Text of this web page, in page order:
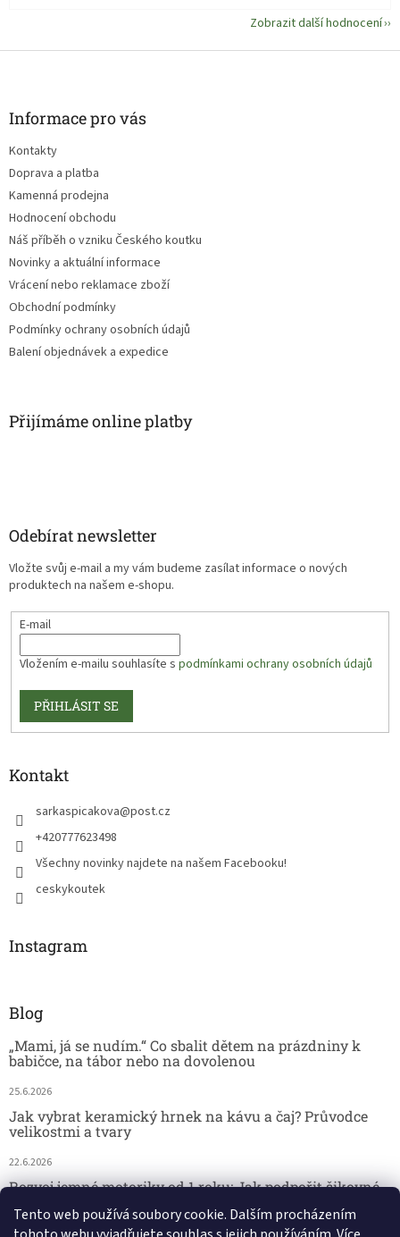
Tento web používá soubory cookie. Dalším procházením
Zobrazit další hodnocení
Informace pro vás
Kontakty
Doprava a platba
Kamenná prodejna
Hodnocení obchodu
Náš příběh o vzniku Českého koutku
Novinky a aktuální informace
Vrácení nebo reklamace zboží
Obchodní podmínky
Podmínky ochrany osobních údajů
Balení objednávek a expedice
Přijímáme online platby
Odebírat newsletter
Vložte svůj e-mail a my vám budeme zasílat informace o nových
produktech na našem e-shopu.
E-mail
Vložením e-mailu souhlasíte s podmínkami ochrany osobních údajů
PŘIHLÁSIT SE
Kontakt
sarkaspicakova@post.cz
+420777623498
Všechny novinky najdete na našem Facebooku!
ceskykoutek
Instagram
Blog
„Mami, já se nudím.“ Co sbalit dětem na prázdniny k
babičce, na tábor nebo na dovolenou
25.6.2026
Jak vybrat keramický hrnek na kávu a čaj? Průvodce
velikostmi a tvary
22.6.2026
Rozvoj jemné motoriky od 1 roku: Jak podpořit šikovné
18.6.2026